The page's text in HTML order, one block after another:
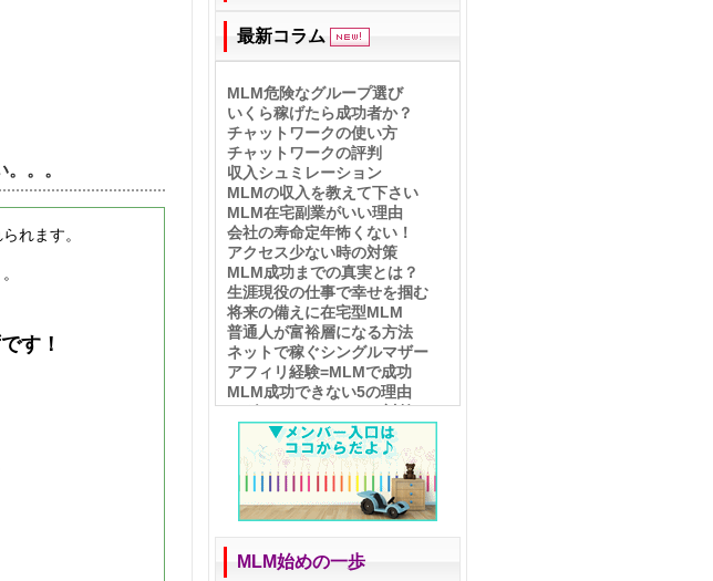
。。
れます。
す！
最新コラム
MLM危険なグループ選び
いくら稼げたら成功者か？
チャットワークの使い方
チャットワークの評判
収入シュミレーション
MLMの収入を教えて下さい
MLM在宅副業がいい理由
会社の寿命定年怖くない！
アクセス少ない時の対策
MLM成功までの真実とは？
生涯現役の仕事で幸せを掴む
将来の備えに在宅型MLM
普通人が富裕層になる方法
ネットで稼ぐシングルマザー
アフィリ経験=MLMで成功
MLM成功できない5の理由
ムダだらけだったSEO対策
シンママを支援するビジネス
MLMで月30万稼ぐには？
アフィリエイトとネットワーク
ビジネスが似ている？！
アーニーJゼリンスキー名言
アーニー・J・ゼリンスキー
権利収入への道
MLM始めの一歩